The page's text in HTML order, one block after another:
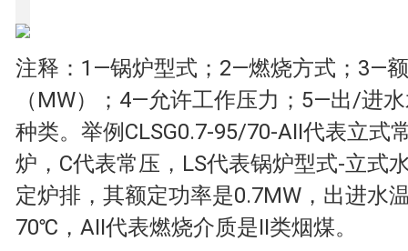
注释：1—锅炉型式；2—燃烧方式；3—
（MW）；4—允许工作压力；5—出/进
种类。举例CLSG0.7-95/70-AII代表立式
炉，C代表常压，LS代表锅炉型式-立式
定炉排，其额定功率是0.7MW，出进水
70℃，AII代表燃烧介质是II类烟煤。